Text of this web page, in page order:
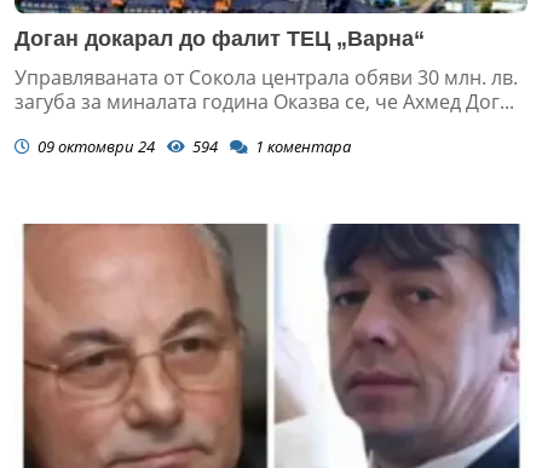
Доган докарал до фалит ТЕЦ „Варна“
Управляваната от Сокола централа обяви 30 млн. лв.
загуба за миналата година Оказва се, че Ахмед Дог...
09 октомври 24 594 1 коментара